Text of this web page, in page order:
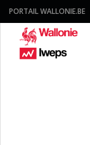
PORTAIL WALLONIE.BE